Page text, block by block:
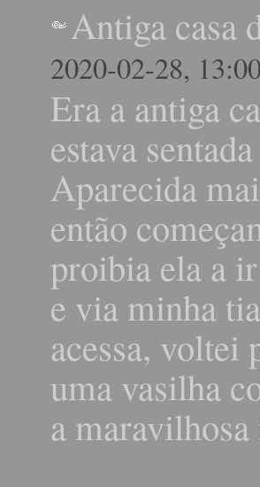
Antiga casa
2020-02-28,
Era a antiga
estava
Aparecida
então
proibia ela a
e via minha
acessa, voltei
uma vasilha
a